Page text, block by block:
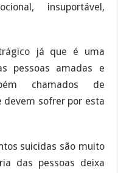
insuportável,
já que é uma
pessoas amadas e
chamados de
devem sofrer por esta
suicidas são muito
das pessoas deixa